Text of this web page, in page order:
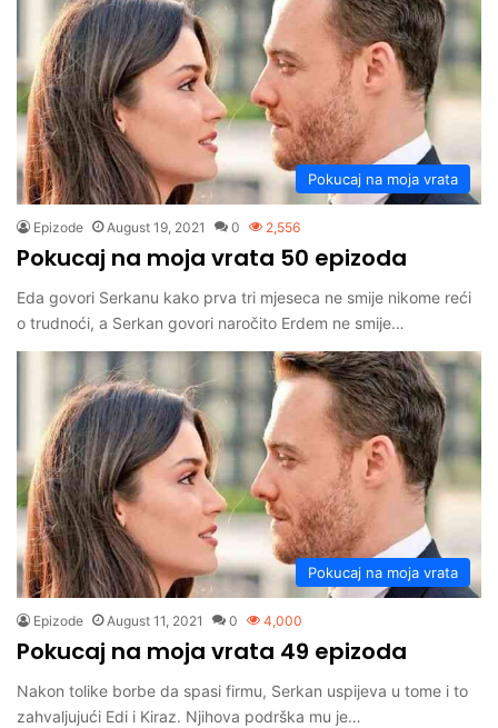
Pokucaj na moja vrata
Epizode August 19, 2021 0 2,556
Pokucaj na moja vrata 50 epizoda
Eda govori Serkanu kako prva tri mjeseca ne smije nikome reći
o trudnoći, a Serkan govori naročito Erdem ne smije…
Pokucaj na moja vrata
Epizode August 11, 2021 0 4,000
Pokucaj na moja vrata 49 epizoda
Nakon tolike borbe da spasi firmu, Serkan uspijeva u tome i to
zahvaljujući Edi i Kiraz. Njihova podrška mu je…